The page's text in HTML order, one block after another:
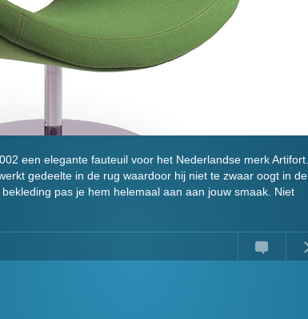
een elegante fauteuil voor het Nederlandse merk Artifort.
gedeelte in de rug waardoor hij niet te zwaar oogt in de
pas je hem helemaal aan aan jouw smaak. Niet